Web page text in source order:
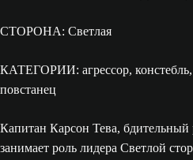
СТОРОНА: Светлая
КАТЕГОРИИ: агрессор, констебль,
повстанец
Капитан Карсон Тева,
занимает роль лидера Светлой